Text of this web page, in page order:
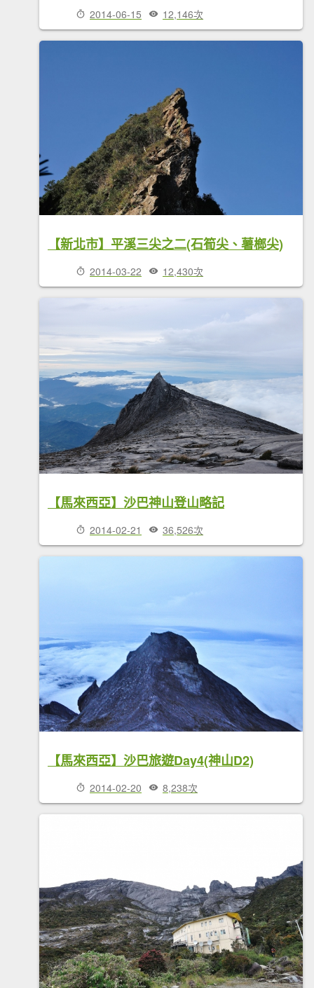
2014-06-15 12,146次
【新北市】平溪三尖之二(石筍尖、薯榔尖)
2014-03-22 12,430次
【馬來西亞】沙巴神山登山略記
2014-02-21 36,526次
【馬來西亞】沙巴旅遊Day4(神山D2)
2014-02-20 8,238次